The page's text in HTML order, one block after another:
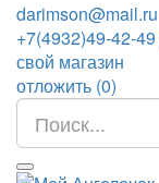
darimson@mail.ru
+7(4932)49-42-49
свой магазин
отложить (0)